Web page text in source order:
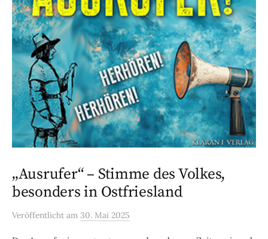
„Ausrufer“ – Stimme des Volkes,
besonders in Ostfriesland
Veröffentlicht am 30. Mai 2025